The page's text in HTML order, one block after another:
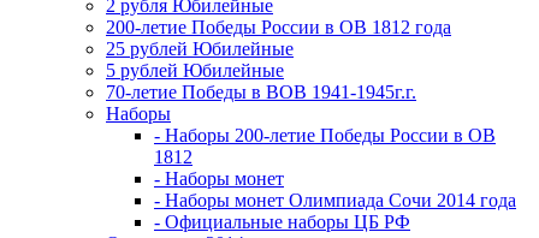
2 рубля Юбилейные
200-летие Победы России в ОВ 1812 года
25 рублей Юбилейные
5 рублей Юбилейные
70-летие Победы в ВОВ 1941-1945г.г.
Наборы
- Наборы 200-летие Победы России в ОВ
1812
- Наборы монет
- Наборы монет Олимпиада Сочи 2014 года
- Официальные наборы ЦБ РФ